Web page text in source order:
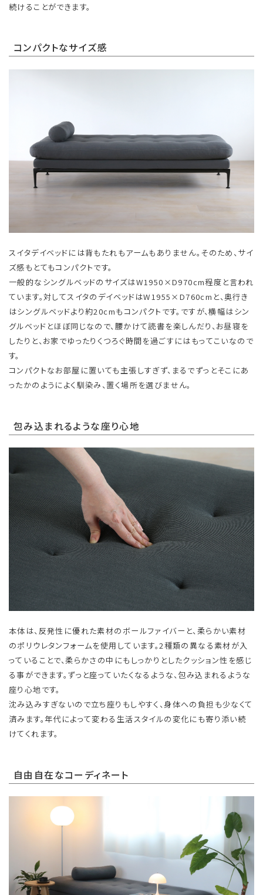
続けることができます。
コンパクトなサイズ感
スイタデイベッドには背もたれもアームもありません。そのため、サイ
ズ感もとてもコンパクトです。
一般的なシングルベッドのサイズはW1950×D970cm程度と言われ
ています。対してスイタのデイベッドはW1955×D760cmと、奥行き
はシングルベッドより約20cmもコンパクトです。ですが、横幅はシン
グルベッドとほぼ同じなので、腰かけて読書を楽しんだり、お昼寝を
したりと、お家でゆったりくつろぐ時間を過ごすにはもってこいなので
す。
コンパクトなお部屋に置いても主張しすぎず、まるでずっとそこにあ
ったかのようによく馴染み、置く場所を選びません。
包み込まれるような座り心地
本体は、反発性に優れた素材のボールファイバーと、柔らかい素材
のポリウレタンフォームを使用しています。2種類の異なる素材が入
っていることで、柔らかさの中にもしっかりとしたクッション性を感じ
る事ができます。ずっと座っていたくなるような、包み込まれるような
座り心地です。
沈み込みすぎないので立ち座りもしやすく、身体への負担も少なくて
済みます。年代によって変わる生活スタイルの変化にも寄り添い続
けてくれます。
自由自在なコーディネート